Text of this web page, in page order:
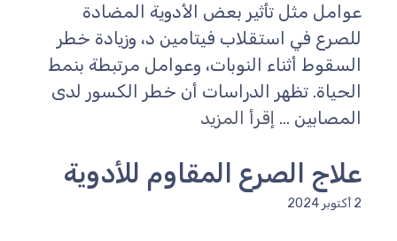
عوامل مثل تأثير بعض الأدوية المضادة
للصرع في استقلاب فيتامين د، وزيادة خطر
السقوط أثناء النوبات، وعوامل مرتبطة بنمط
الحياة. تظهر الدراسات أن خطر الكسور لدى
المصابين ... إقرأ المزيد
علاج الصرع المقاوم للأدوية
2 أكتوبر 2024